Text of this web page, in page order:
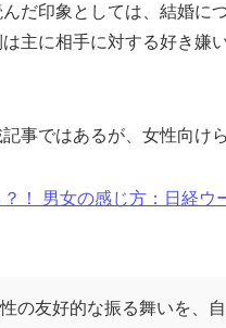
だ印象としては、結婚に
主に相手に対する好き嫌
事ではあるが、女性向けら
？！ 男女の感じ方：日経
の友好的な振る舞いを、